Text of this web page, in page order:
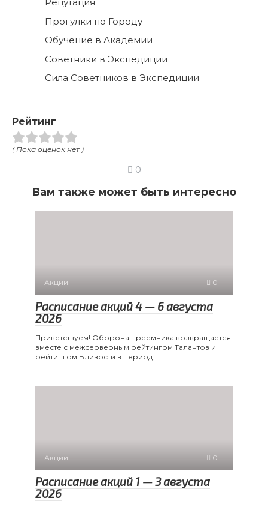
Прогулки по Городу
Обучение в Академии
Советники в Экспедиции
Сила Советников в Экспедиции
Рейтинг
( Пока оценок нет )
0
Вам также может быть интересно
Акции 0
Расписание акций 4 — 6 августа
2026
Приветствуем! Оборона преемника возвращается
вместе с межсерверным рейтингом Талантов и
рейтингом Близости в период
Акции 0
Расписание акций 1 — 3 августа
2026